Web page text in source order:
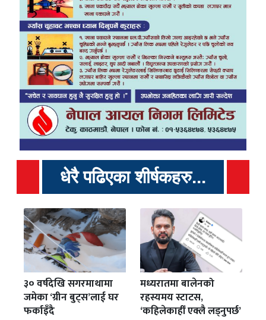
धेरै पढिएका शीर्षकहरु...
३० वर्षदेखि सगरमाथामा
जमेका ‘ग्रीन बुट्स’लाई घर
फर्काइँदै
मध्यरातमा बालेनको
रहस्यमय स्टाटस,
‘कहिलेकाहीँ एक्लै लड्नुपर्छ’